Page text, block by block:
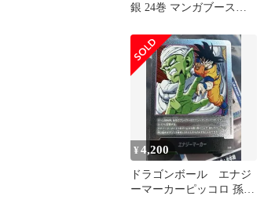
銀 24巻 マンガブースタ
¥4,200
ドラゴンボール エナジ
ーマーカーピッコロ 孫悟